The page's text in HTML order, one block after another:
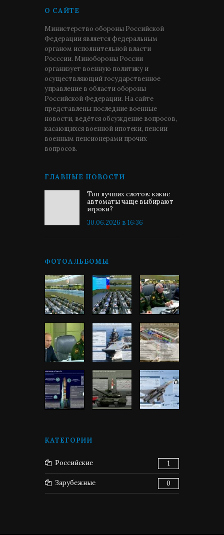
О САЙТЕ
Министерство обороны Российской
Федерации является федеральным
органом исполнительной власти
Росссии. Минобороны России
организует военную политику и
осуществляющий государственное
управление в области обороны
Российской Федерации. На сайте
представлены последние военные
новости, ведётся обсуждение вопросов,
касающихся военной ипотеки, пенсии
военным пенсионерами прочих
вопросов.
ГЛАВНЫЕ НОВОСТИ
Топ лучших слотов: какие
автоматы чаще выбирают
игроки?
30.06.2026 в 16:36
ФОТОАЛЬБОМЫ
КАТЕГОРИИ
Российские 1
Зарубежные 0